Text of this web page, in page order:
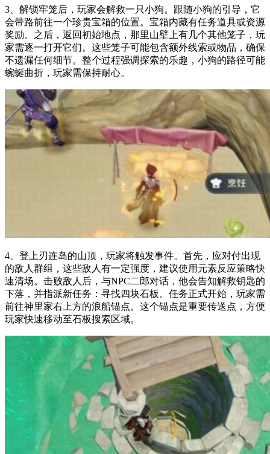
3、解锁牢笼后，玩家会解救一只小狗。跟随小狗的引导，它
会带路前往一个珍贵宝箱的位置。宝箱内藏有任务道具或资源
奖励。之后，返回初始地点，那里山壁上有几个其他笼子，玩
家需逐一打开它们。这些笼子可能包含额外线索或物品，确保
不遗漏任何细节。整个过程强调探索的乐趣，小狗的路径可能
蜿蜒曲折，玩家需保持耐心。
4、登上刃连岛的山顶，玩家将触发事件。首先，应对付出现
的敌人群组，这些敌人有一定强度，建议使用元素反应策略快
速清场。击败敌人后，与NPC二郎对话，他会告知解救钥匙的
下落，并指派新任务：寻找四块石板。任务正式开始，玩家需
前往神里家右上方的浪船锚点。这个锚点是重要传送点，方便
玩家快速移动至石板搜索区域。